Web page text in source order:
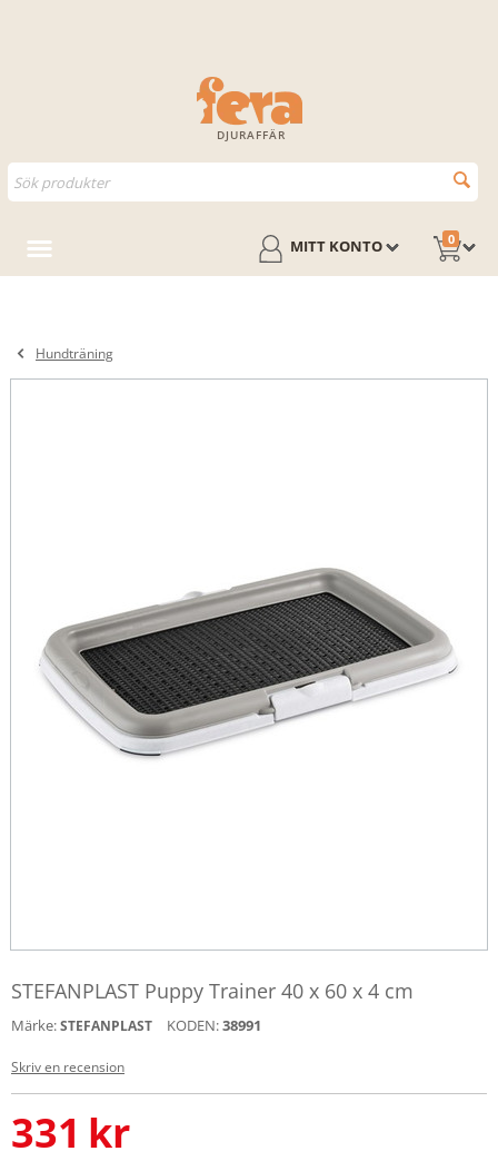
DJURAFFÄR
0
MITT KONTO
Hundträning
STEFANPLAST Puppy Trainer 40 x 60 x 4 cm
Märke:STEFANPLAST KODEN:38991
Skriv en recension
331 kr